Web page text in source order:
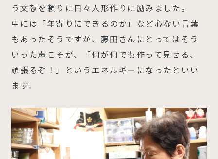
う文献を頼りに日々人形作りに励みました。
中には「年寄りにできるのか」など心ない言葉
もあったそうですが、藤田さんにとってはそう
いった声こそが、「何が何でも作って見せる、
頑張るぞ！」というエネルギーになったといい
ます。